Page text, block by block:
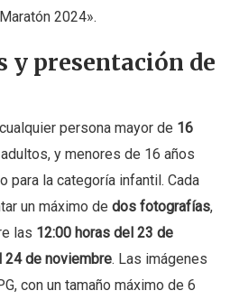
2024».
y presentación de
persona mayor de 16
y menores de 16 años
para la categoría infantil. Cada
un máximo de dos fotografías,
las 12:00 horas del 23 de
24 de noviembre. Las imágenes
con un tamaño máximo de 6